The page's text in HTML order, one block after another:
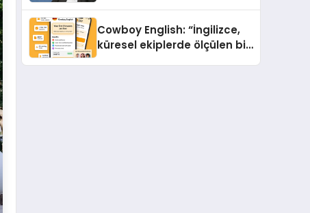
Cowboy English: “İngilizce,
küresel ekiplerde ölçülen bir